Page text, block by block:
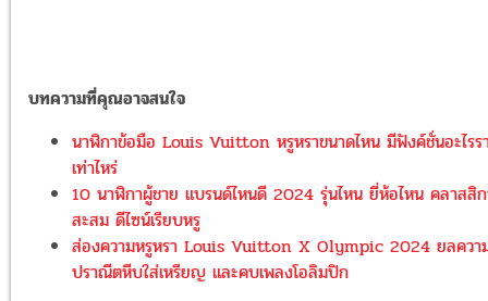
บทความที่คุณอาจสนใจ
นาฬิกาข้อมือ Louis Vuitton หรูหราขนาดไหน มีฟังค์ชั่นอะไรร
เท่าไหร่
10 นาฬิกาผู้ชาย แบรนด์ไหนดี 2024 รุ่นไหน ยี่ห้อไหน คลาสสิ
สะสม ดีไซน์เรียบหรู
ส่องความหรูหรา Louis Vuitton X Olympic 2024 ยลควา
ปราณีตหีบใส่เหรียญ และคบเพลงโอลิมปิก